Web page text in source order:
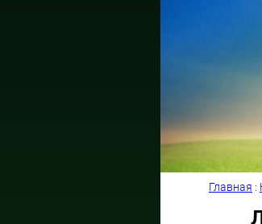
Главная :